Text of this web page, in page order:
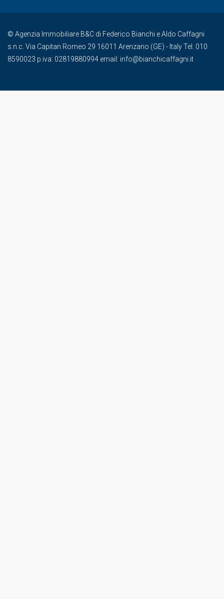
© Agenzia Immobiliare B&C di Federico Bianchi e Aldo Caffagni
s.n.c. Via Capitan Romeo 29 16011 Arenzano (GE) - Italy Tel. 010
8590023 p.iva: 02819880994 email: info@bianchicaffagni.it